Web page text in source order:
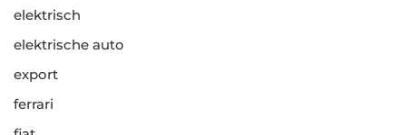
elektrisch
elektrische auto
export
ferrari